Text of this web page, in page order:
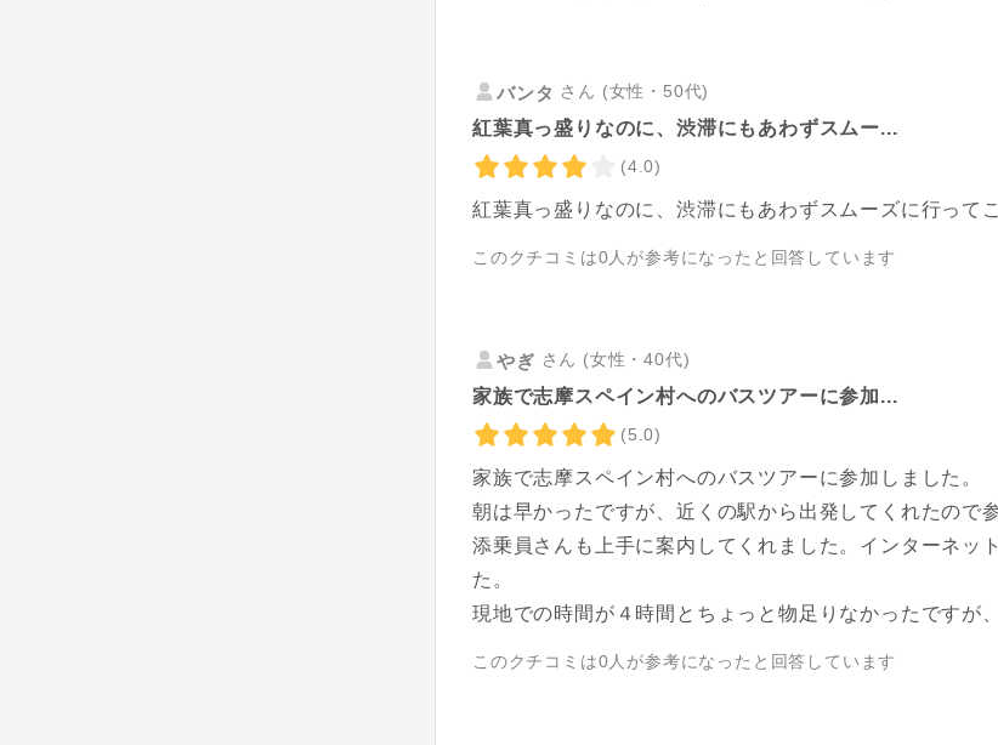
バンタ さん (女性・50代)
紅葉真っ盛りなのに、渋滞にもあわずスムー...
(4.0)
紅葉真っ盛りなのに、渋滞にもあわずスムーズに行って
このクチコミは0人が参考になったと回答しています
やぎ さん (女性・40代)
家族で志摩スペイン村へのバスツアーに参加...
(5.0)
家族で志摩スペイン村へのバスツアーに参加しました。
朝は早かったですが、近くの駅から出発してくれたので
添乗員さんも上手に案内してくれました。インターネッ
た。
現地での時間が４時間とちょっと物足りなかったですが
このクチコミは0人が参考になったと回答しています